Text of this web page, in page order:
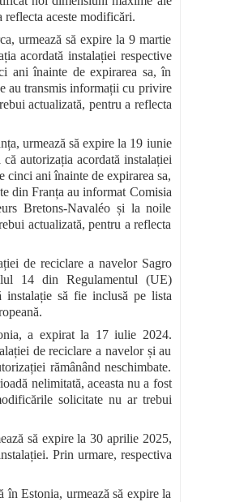
reflecta aceste modificări.
urmează să expire la 9 martie
acordată instalației respective
ani înainte de expirarea sa, în
au transmis informații cu privire
actualizată, pentru a reflecta
urmează să expire la 19 iunie
autorizația acordată instalației
cinci ani înainte de expirarea sa,
din Franța au informat Comisia
Bretons-Navaléo și la noile
actualizată, pentru a reflecta
de reciclare a navelor Sagro
14 din Regulamentul (UE)
instalație să fie inclusă pe lista
a expirat la 17 iulie 2024.
de reciclare a navelor și au
rămânând neschimbate.
nelimitată, aceasta nu a fost
solicitate nu ar trebui
să expire la 30 aprilie 2025,
Prin urmare, respectiva
Estonia, urmează să expire la